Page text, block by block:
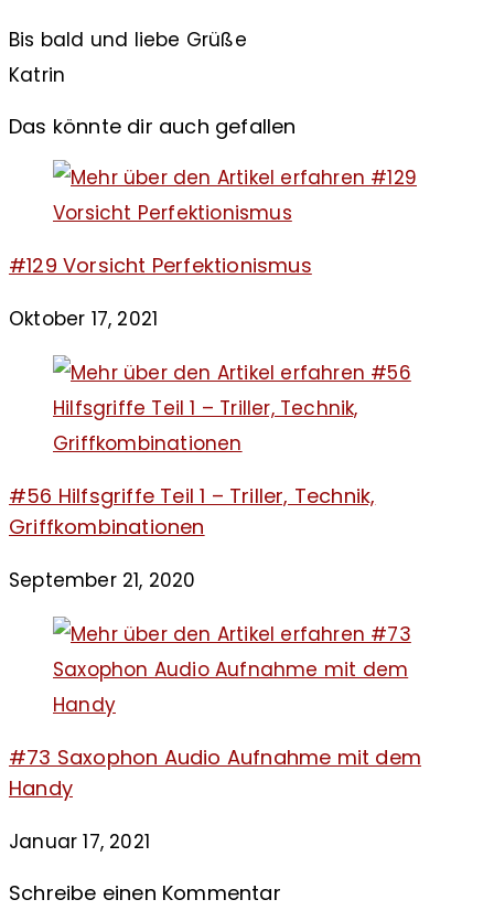
Bis bald und liebe Grüße
Katrin
Das könnte dir auch gefallen
#129 Vorsicht Perfektionismus
Oktober 17, 2021
#56 Hilfsgriffe Teil 1 – Triller, Technik,
Griffkombinationen
September 21, 2020
#73 Saxophon Audio Aufnahme mit dem
Handy
Januar 17, 2021
Schreibe einen Kommentar